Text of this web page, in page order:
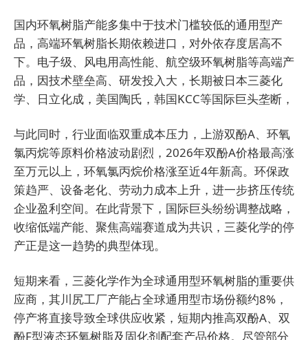
国内环氧树脂产能多集中于技术门槛较低的通用型产
品，高端环氧树脂长期依赖进口，对外依存度居高不
下。电子级、风电用高性能、航空级环氧树脂等高端产
品，因技术壁垒高、研发投入大，长期被日本三菱化
学、日立化成，美国陶氏，韩国KCC等国际巨头垄断，
与此同时，行业面临双重成本压力，上游双酚A、环氧
氯丙烷等原料价格波动剧烈，2026年双酚A价格最高涨
至万元以上，环氧氯丙烷价格涨至近4年新高。环保政
策趋严、设备老化、劳动力成本上升，进一步挤压传统
企业盈利空间。在此背景下，国际巨头纷纷调整战略，
收缩低端产能、聚焦高端赛道成为共识，三菱化学的停
产正是这一趋势的典型体现。
短期来看，三菱化学作为全球通用型环氧树脂的重要供
应商，其川尻工厂产能占全球通用型市场份额约8%，
停产将直接导致全球供应收紧，短期内推高双酚A、双
酚F型液态环氧树脂及固化剂配套产品价格。尽管部分